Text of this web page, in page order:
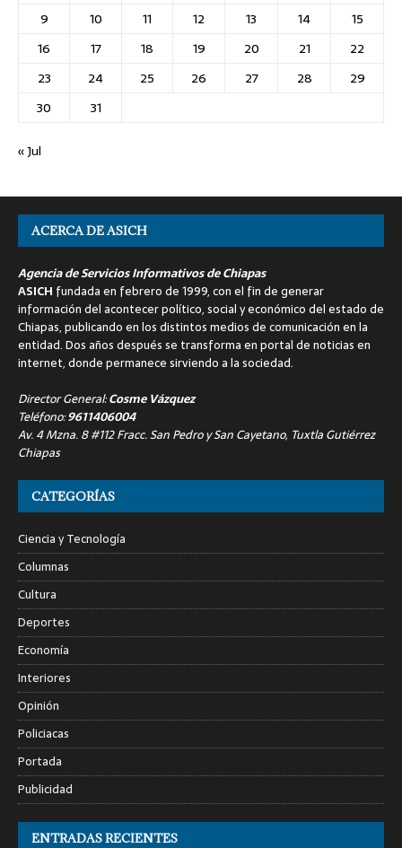
9
10 11 12 13 14
15
16
17 18 19 20 21
22
23
24 25 26 27 28
29
30
31
« Jul
ACERCA DE ASICH
Agencia de Servicios Informativos de Chiapas
ASICH fundada en febrero de 1999, con el fin de generar
información del acontecer político, social y económico del estado de
Chiapas, publicando en los distintos medios de comunicación en la
entidad. Dos años después se transforma en portal de noticias en
internet, donde permanece sirviendo a la sociedad.
Director General:Cosme Vázquez
Teléfono:9611406004
Av. 4 Mzna. 8 #112 Fracc. San Pedro y San Cayetano, Tuxtla Gutiérrez
Chiapas
CATEGORÍAS
Ciencia y Tecnología
Columnas
Cultura
Deportes
Economía
Interiores
Opinión
Policiacas
Portada
Publicidad
ENTRADAS RECIENTES